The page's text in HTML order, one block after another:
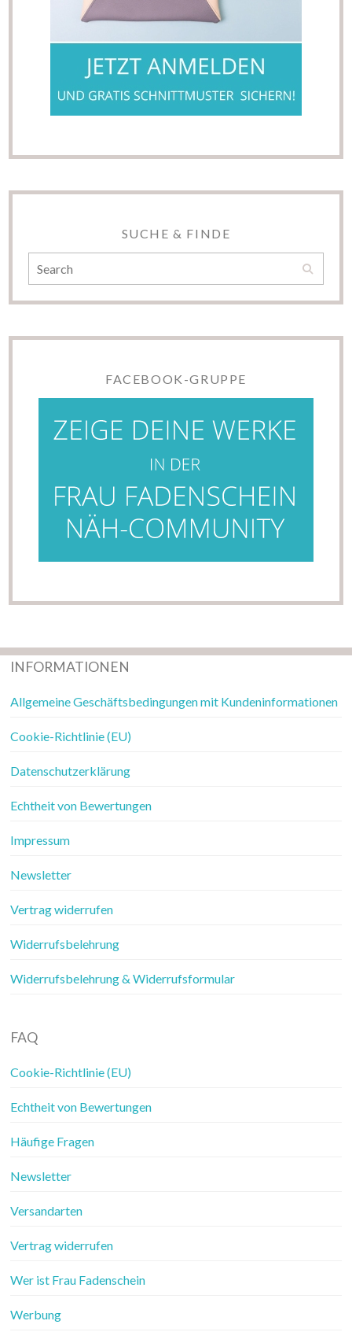
SUCHE & FINDE
FACEBOOK-GRUPPE
INFORMATIONEN
Allgemeine Geschäftsbedingungen mit Kundeninformationen
Cookie-Richtlinie (EU)
Datenschutzerklärung
Echtheit von Bewertungen
Impressum
Newsletter
Vertrag widerrufen
Widerrufsbelehrung
Widerrufsbelehrung & Widerrufsformular
FAQ
Cookie-Richtlinie (EU)
Echtheit von Bewertungen
Häufige Fragen
Newsletter
Versandarten
Vertrag widerrufen
Wer ist Frau Fadenschein
Werbung